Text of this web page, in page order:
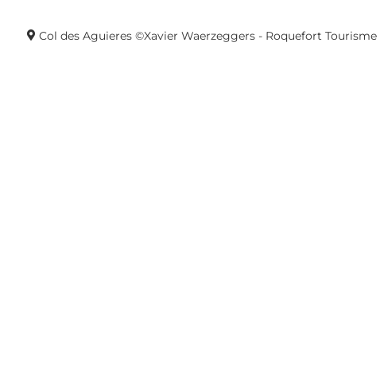
Col des Aguieres ©Xavier Waerzeggers - Roquefort Tourisme